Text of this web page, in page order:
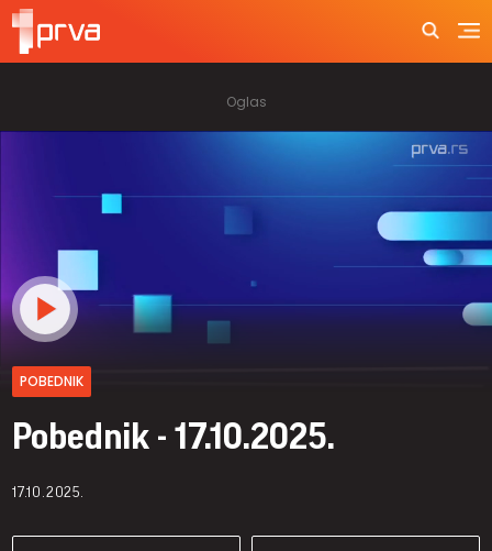
POBEDNIK
Pobednik - 17.10.2025.
17.10.2025.